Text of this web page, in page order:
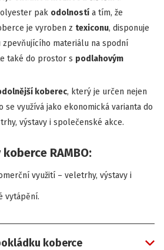
pak odolností a tím, že
je vyroben z texiconu, disponuje
materiálu na spodní
také do prostor s podlahovým
koberec, který je určen nejen
se využívá jako ekonomická varianta do
výstavy i společenské akce.
RAMBO:
využití – veletrhy, výstavy i
vytápění.
koberce